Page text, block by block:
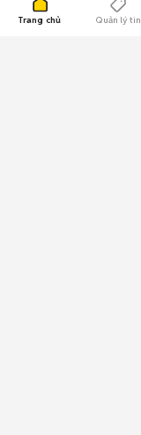
Trang chủ Quản lý tin